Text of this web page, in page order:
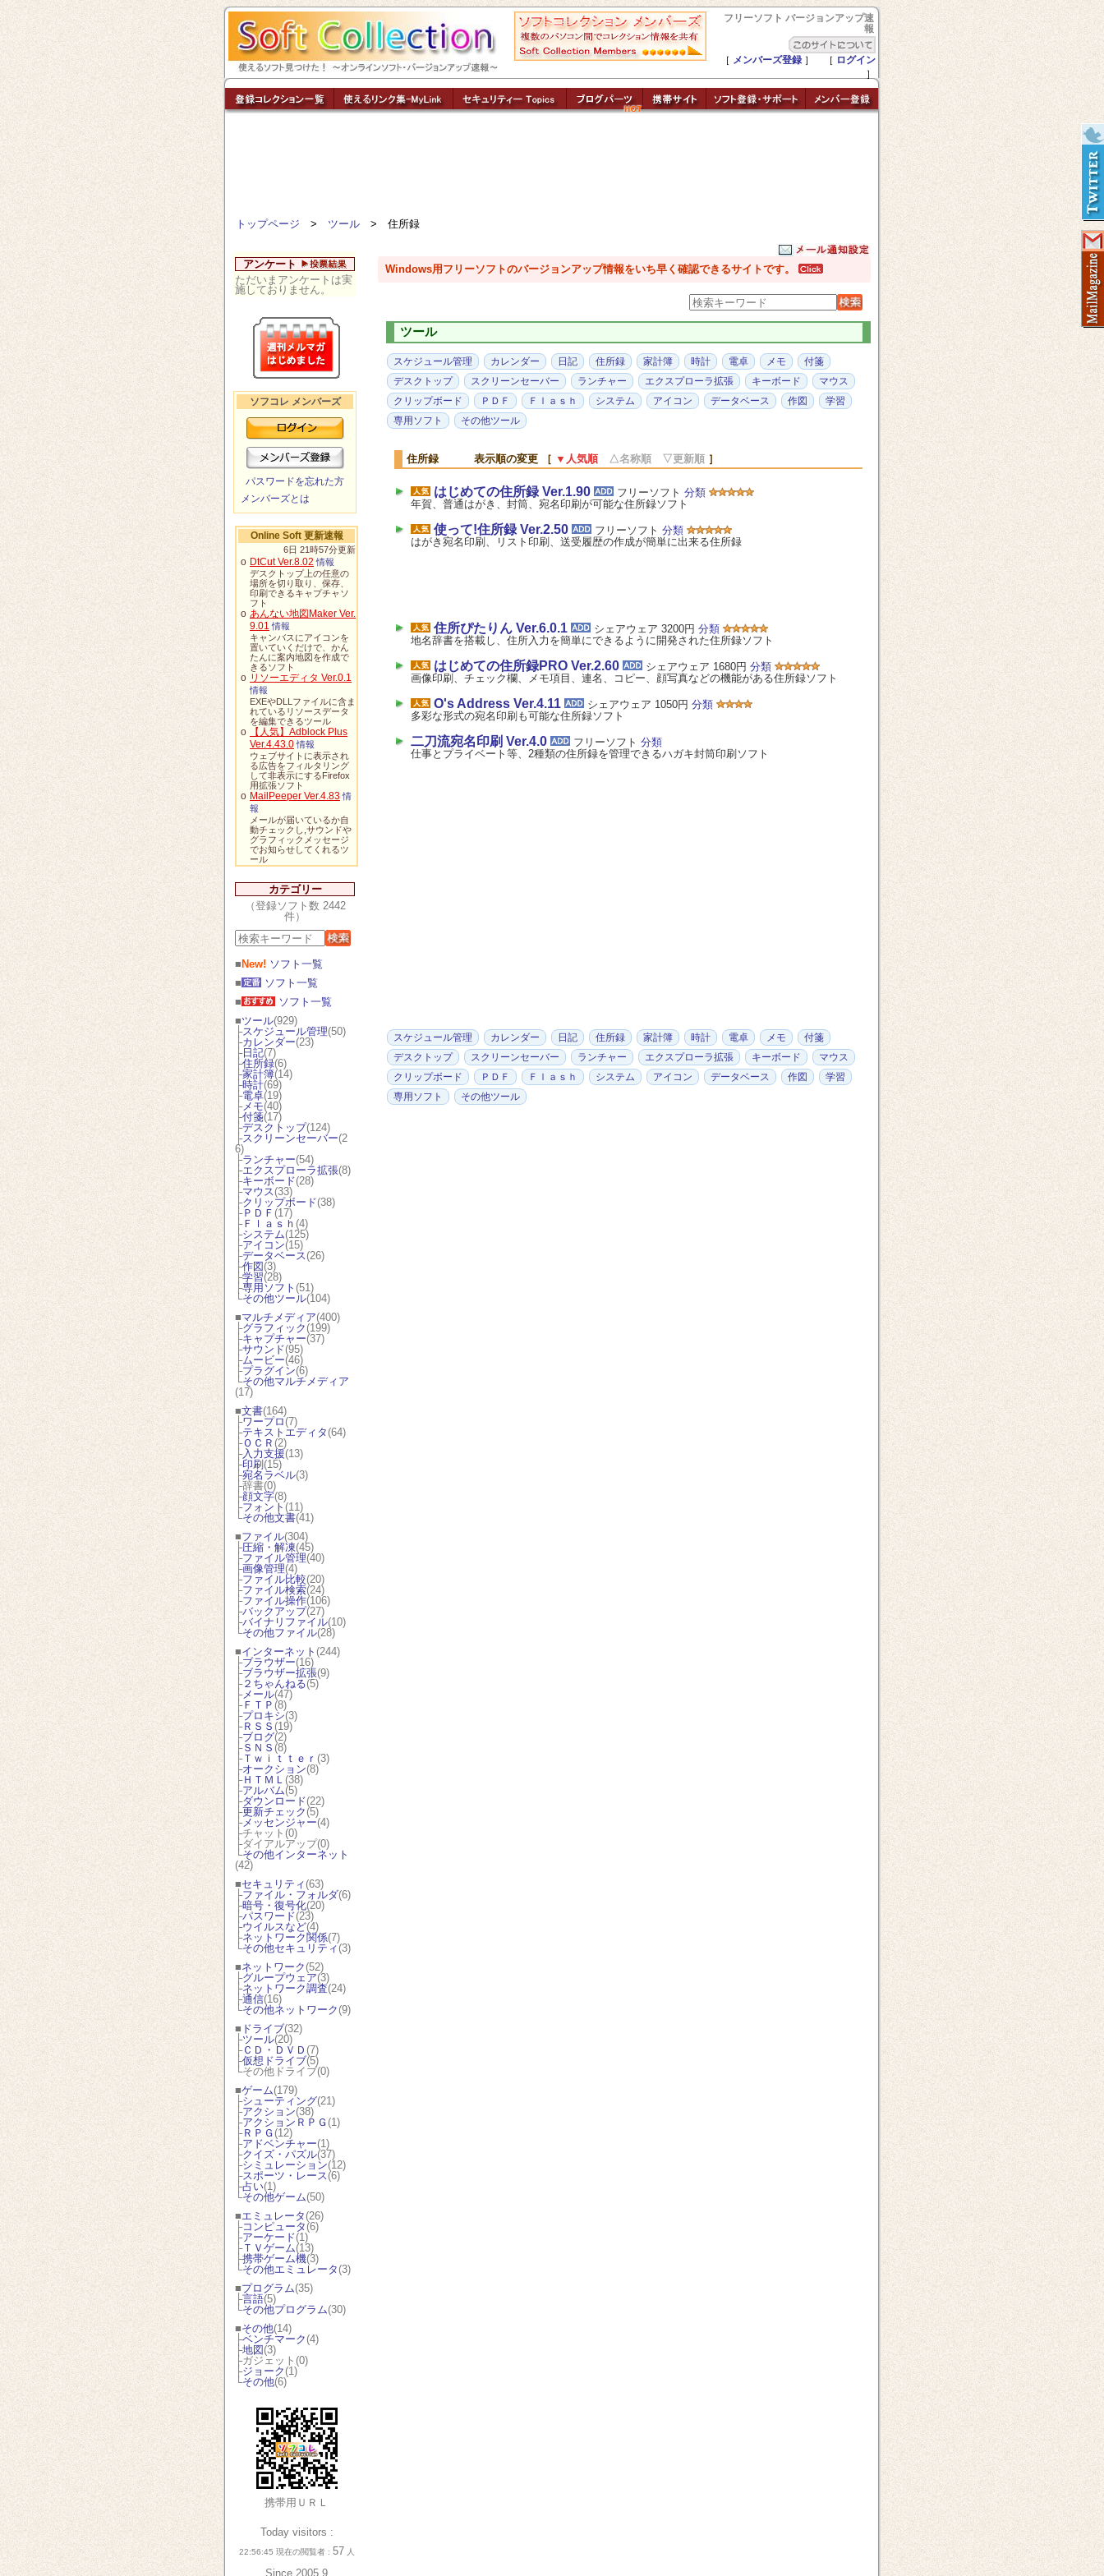
フリーソフト バージョンアップ速
報
［ メンバーズ登録 ］ ［ ログイン
］
トップページ > ツール > 住所録
アンケート
ただいまアンケートは実
施しておりません。
ソフコレ メンバーズ
パスワードを忘れた方
メンバーズとは
Online Soft 更新速報
6日 21時57分更新
o DtCut Ver.8.02 情報
デスクトップ上の任意の
場所を切り取り、保存、
印刷できるキャプチャソ
フト
o あんない地図Maker Ver.
9.01 情報
キャンバスにアイコンを
置いていくだけで、かん
たんに案内地図を作成で
きるソフト
o リソーエディタ Ver.0.1
情報
EXEやDLLファイルに含ま
れているリソースデータ
を編集できるツール
o
【人気】Adblock Plus
Ver.4.43.0 情報
ウェブサイトに表示され
る広告をフィルタリング
して非表示にするFirefox
用拡張ソフト
o MailPeeper Ver.4.83 情
報
メールが届いているか自
動チェックし,サウンドや
グラフィックメッセージ
でお知らせしてくれるツ
ール
カテゴリー
（登録ソフト数 2442
件）
■ New! ソフト一覧
■
ソフト一覧
■
ソフト一覧
■ツール(929)
├スケジュール管理(50)
├カレンダー(23)
├日記(7)
├住所録(6)
├家計簿(14)
├時計(69)
├電卓(19)
├メモ(40)
├付箋(17)
├デスクトップ(124)
├スクリーンセーバー(2
6)
├ランチャー(54)
├エクスプローラ拡張(8)
├キーボード(28)
├マウス(33)
├クリップボード(38)
├ＰＤＦ (17)
├Ｆｌａｓｈ (4)
├システム(125)
├アイコン(15)
├データベース(26)
├作図 (3)
├学習(28)
├専用ソフト (51)
└その他ツール(104)
■マルチメディア(400)
├グラフィック (199)
├キャプチャー(37)
├サウンド(95)
├ムービー(46)
├プラグイン(6)
└その他マルチメディア
(17)
■文書(164)
├ワープロ (7)
├テキストエディタ (64)
├ＯＣＲ (2)
├入力支援(13)
├印刷 (15)
├宛名ラベル(3)
├辞書(0)
├顔文字(8)
├フォント (11)
└その他文書(41)
■ファイル(304)
├圧縮・解凍(45)
├ファイル管理(40)
├画像管理(4)
├ファイル比較(20)
├ファイル検索(24)
├ファイル操作(106)
├バックアップ(27)
├バイナリファイル(10)
└その他ファイル(28)
■インターネット (244)
├ブラウザー(16)
├ブラウザー拡張(9)
├２ちゃんねる(5)
├メール(47)
├ＦＴＰ (8)
├プロキシ(3)
├ＲＳＳ (19)
├ブログ(2)
├ＳＮＳ (8)
├Ｔｗｉｔｔｅｒ (3)
├オークション(8)
├ＨＴＭＬ (38)
├アルバム(5)
├ダウンロード(22)
├更新チェック (5)
├メッセンジャー(4)
├チャット(0)
├ダイアルアップ(0)
└その他インターネット
(42)
■セキュリティ (63)
├ファイル・フォルダ(6)
├暗号・復号化(20)
├パスワード(23)
├ウイルスなど(4)
├ネットワーク関係(7)
└その他セキュリティ (3)
■ネットワーク (52)
├グループウェア(3)
├ネットワーク調査(24)
├通信(16)
└その他ネットワーク (9)
■ ドライブ(32)
├ツール(20)
├ＣＤ・ＤＶＤ (7)
├仮想ドライブ(5)
└その他ドライブ(0)
■ゲーム(179)
├シューティング(21)
├アクション(38)
├アクションＲＰＧ (1)
├ＲＰＧ (12)
├アドベンチャー(1)
├クイズ・パズル(37)
├シミュレーション(12)
├スポーツ・レース(6)
├占い(1)
└その他ゲーム(50)
■エミュレータ (26)
├コンピュータ (6)
├アーケード(1)
├ＴＶゲーム(13)
├携帯ゲーム機(3)
└その他エミュレータ (3)
■プログラム(35)
├言語(5)
└その他プログラム(30)
■その他(14)
├ベンチマーク (4)
├地図 (3)
├ガジェット(0)
├ジョーク (1)
└その他(6)
携帯用ＵＲＬ
Today visitors :
22:56:45 現在の閲覧者 : 57 人
Since 2005.9
Windows用フリーソフトのバージョンアップ情報をいち早く確認できるサイトです。
ツール
スケジュール管理 カレンダー 日記 住所録 家計簿 時計 電卓 メモ
付箋
デスクトップ
スクリーンセーバー ランチャー エクスプローラ拡張 キーボード
マウス
クリップボード
ＰＤＦ Ｆｌａｓｈ システム アイコン データベース 作図
学習
専用ソフト
その他ツール
住所録 表示順の変更 ［ ▼人気順 △名称順 ▽更新順 ］
はじめての住所録 Ver.1.90 フリーソフト 分類
年賀、普通はがき、封筒、宛名印刷が可能な住所録ソフト
使って!住所録 Ver.2.50 フリーソフト 分類
はがき宛名印刷、リスト印刷、送受履歴の作成が簡単に出来る住所録
住所ぴたりん Ver.6.0.1 シェアウェア 3200円 分類
地名辞書を搭載し、住所入力を簡単にできるように開発された住所録ソフト
はじめての住所録PRO Ver.2.60 シェアウェア 1680円 分類
画像印刷、チェック欄、メモ項目、連名、コピー、顔写真などの機能がある住所録ソフト
O's Address Ver.4.11 シェアウェア 1050円 分類
多彩な形式の宛名印刷も可能な住所録ソフト
二刀流宛名印刷 Ver.4.0 フリーソフト 分類
仕事とプライベート等、2種類の住所録を管理できるハガキ封筒印刷ソフト
スケジュール管理 カレンダー 日記 住所録 家計簿 時計 電卓 メモ
付箋
デスクトップ
スクリーンセーバー ランチャー エクスプローラ拡張 キーボード
マウス
クリップボード
ＰＤＦ Ｆｌａｓｈ システム アイコン データベース 作図
学習
専用ソフト
その他ツール